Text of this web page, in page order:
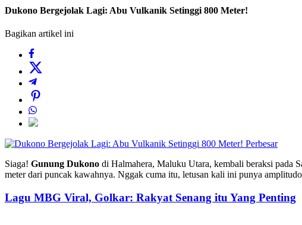
Dukono Bergejolak Lagi: Abu Vulkanik Setinggi 800 Meter!
Bagikan artikel ini
Perbesar
Siaga! Gunung Dukono di Halmahera, Maluku Utara, kembali beraksi pada
meter dari puncak kawahnya. Nggak cuma itu, letusan kali ini punya
Lagu MBG Viral, Golkar: Rakyat Senang itu Yang Penting